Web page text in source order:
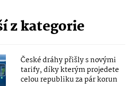
z kategorie
České dráhy přišly s novými
tarify, díky kterým projedete
celou republiku za pár korun